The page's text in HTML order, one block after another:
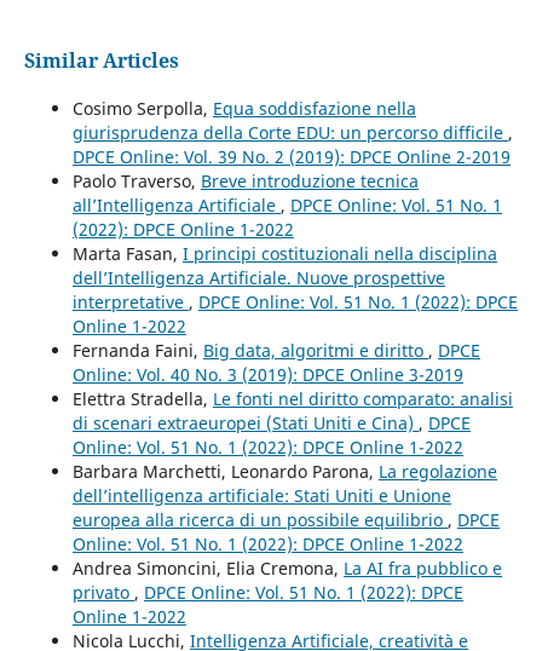
Similar Articles
Cosimo Serpolla, Equa soddisfazione nella
giurisprudenza della Corte EDU: un percorso difficile ,
DPCE Online: Vol. 39 No. 2 (2019): DPCE Online 2-2019
Paolo Traverso, Breve introduzione tecnica
all’Intelligenza Artificiale , DPCE Online: Vol. 51 No. 1
(2022): DPCE Online 1-2022
Marta Fasan, I principi costituzionali nella disciplina
dell’Intelligenza Artificiale. Nuove prospettive
interpretative , DPCE Online: Vol. 51 No. 1 (2022): DPCE
Online 1-2022
Fernanda Faini, Big data, algoritmi e diritto , DPCE
Online: Vol. 40 No. 3 (2019): DPCE Online 3-2019
Elettra Stradella, Le fonti nel diritto comparato: analisi
di scenari extraeuropei (Stati Uniti e Cina) , DPCE
Online: Vol. 51 No. 1 (2022): DPCE Online 1-2022
Barbara Marchetti, Leonardo Parona, La regolazione
dell’intelligenza artificiale: Stati Uniti e Unione
europea alla ricerca di un possibile equilibrio , DPCE
Online: Vol. 51 No. 1 (2022): DPCE Online 1-2022
Andrea Simoncini, Elia Cremona, La AI fra pubblico e
privato , DPCE Online: Vol. 51 No. 1 (2022): DPCE
Online 1-2022
Nicola Lucchi, Intelligenza Artificiale, creatività e